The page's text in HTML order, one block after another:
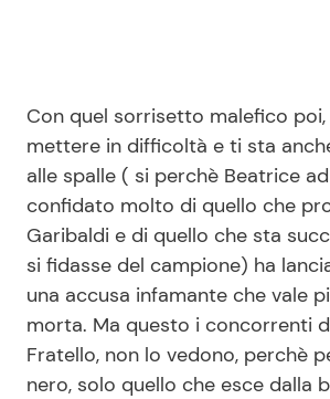
Con quel sorrisetto malefico
mettere in difficoltà e ti sta
alle spalle ( si perchè Beatrice
confidato molto di quello che
Garibaldi e di quello che sta
si fidasse del campione) ha
una accusa infamante che vale
morta. Ma questo i concorrenti
Fratello, non lo vedono, perchè
nero, solo quello che esce dalla